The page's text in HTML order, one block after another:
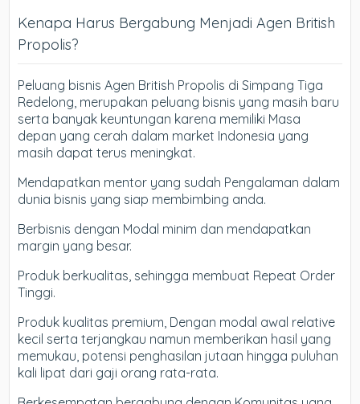
Kenapa Harus Bergabung Menjadi Agen British
Propolis?
Peluang bisnis Agen British Propolis di Simpang Tiga
Redelong, merupakan peluang bisnis yang masih baru
serta banyak keuntungan karena memiliki Masa
depan yang cerah dalam market Indonesia yang
masih dapat terus meningkat.
Mendapatkan mentor yang sudah Pengalaman dalam
dunia bisnis yang siap membimbing anda.
Berbisnis dengan Modal minim dan mendapatkan
margin yang besar.
Produk berkualitas, sehingga membuat Repeat Order
Tinggi.
Produk kualitas premium, Dengan modal awal relative
kecil serta terjangkau namun memberikan hasil yang
memukau, potensi penghasilan jutaan hingga puluhan
kali lipat dari gaji orang rata-rata.